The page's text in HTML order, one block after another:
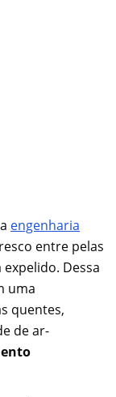
engenharia
entre pelas
Dessa
uma
quentes,
de ar-